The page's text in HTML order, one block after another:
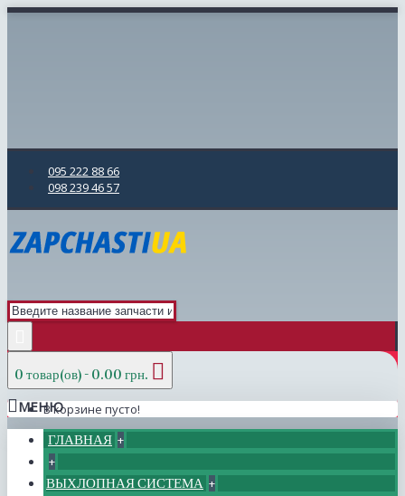
095 222 88 66
098 239 46 57
0 товар(ов) - 0.00 грн.
В корзине пусто!
МЕНЮ
ГЛАВНАЯ +
+
ВЫХЛОПНАЯ СИСТЕМА +